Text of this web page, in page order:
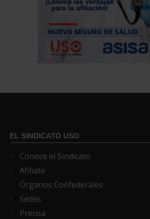
EL SINDICATO USO
Conoce el Sindicato
Afíliate
Órganos Confederales
Sedes
Prensa